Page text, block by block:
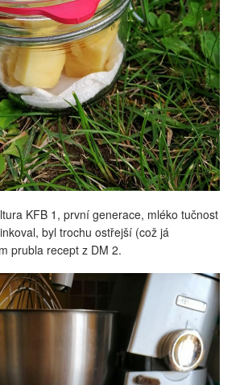
KFB 1, první generace, mléko tučnost
byl trochu ostřejší (což já
prubla recept z DM 2.